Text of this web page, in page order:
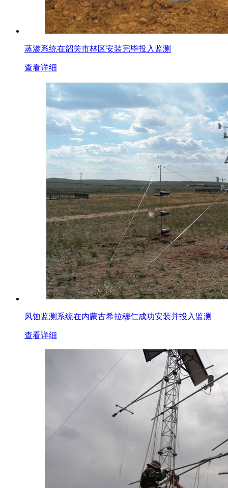
蒸渗系统在韶关市林区安装完毕投入监测
查看详细
风蚀监测系统在内蒙古希拉穆仁成功安装并投入监测
查看详细